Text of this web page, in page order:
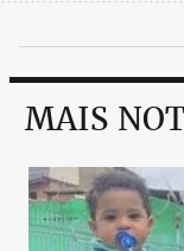
MAIS